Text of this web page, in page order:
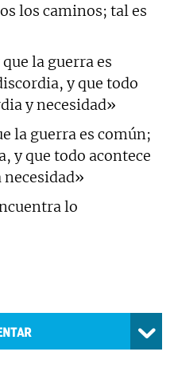
los caminos; tal es
la guerra es
y que todo
y necesidad»
la guerra es común;
y que todo acontece
lo